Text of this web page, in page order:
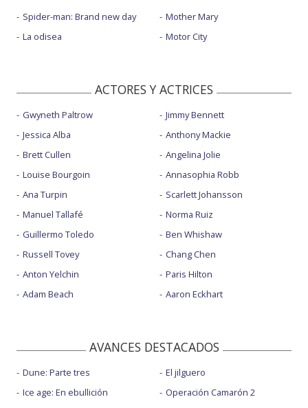
Spider-man: Brand new day
La odisea
Mother Mary
Motor City
ACTORES Y ACTRICES
Gwyneth Paltrow
Jessica Alba
Brett Cullen
Louise Bourgoin
Ana Turpin
Manuel Tallafé
Guillermo Toledo
Russell Tovey
Anton Yelchin
Adam Beach
Jimmy Bennett
Anthony Mackie
Angelina Jolie
Annasophia Robb
Scarlett Johansson
Norma Ruiz
Ben Whishaw
Chang Chen
Paris Hilton
Aaron Eckhart
AVANCES DESTACADOS
Dune: Parte tres
Ice age: En ebullición
El jilguero
Operación Camarón 2